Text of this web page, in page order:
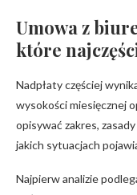
Umowa z
które
Nadpłaty częściej
wysokości miesięcznej
opisywać zakres,
jakich sytuacjach
Najpierw analizie